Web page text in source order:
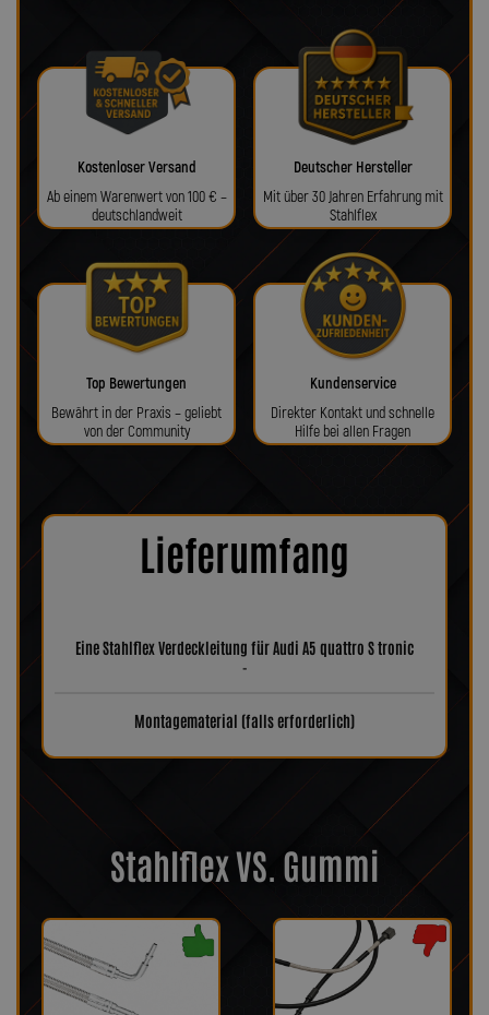
Kostenloser Versand
Ab einem Warenwert von 100 € –
deutschlandweit
Deutscher Hersteller
Mit über 30 Jahren Erfahrung mit
Stahlflex
Top Bewertungen
Bewährt in der Praxis – geliebt
von der Community
Kundenservice
Direkter Kontakt und schnelle
Hilfe bei allen Fragen
Lieferumfang
Eine Stahlflex Verdeckleitung für Audi A5 quattro S tronic
-
Montagematerial (falls erforderlich)
Stahlflex VS. Gummi